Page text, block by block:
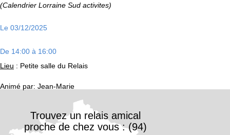
(Calendrier Lorraine Sud activites)
Le 03/12/2025
De 14:00 à 16:00
Lieu : Petite salle du Relais
Animé par: Jean-Marie
Trouvez un relais amical
proche de chez vous : (94)